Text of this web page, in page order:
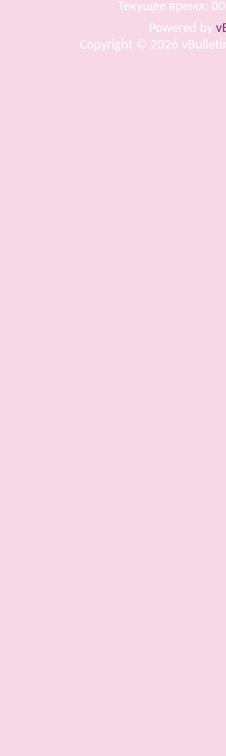
Текущее время:
Powered by
Copyright © 2026